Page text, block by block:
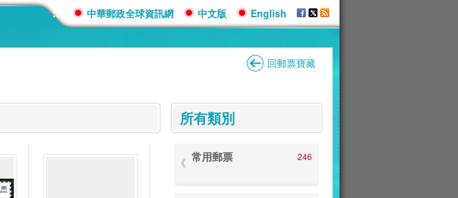
::: 中華郵政全球資訊網 中文版 English
回郵票寶藏
所有類別
常用郵票 246